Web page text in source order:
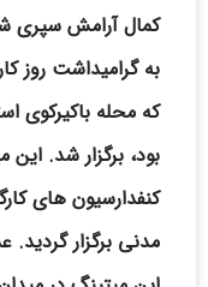
کمال آرامش سپری
به گرامیداشت روز
که محله باکیرکوی
بود، برگزار شد.
کنفدارسیون های
مدنی برگزار گردید.